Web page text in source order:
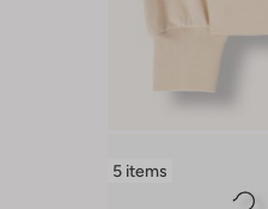
5 items